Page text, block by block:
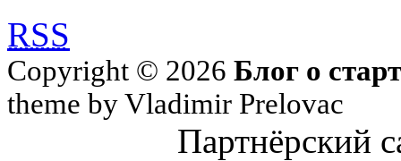
RSS
Copyright © 2026 Блог о
theme by Vladimir Prelovac
Партнёрский